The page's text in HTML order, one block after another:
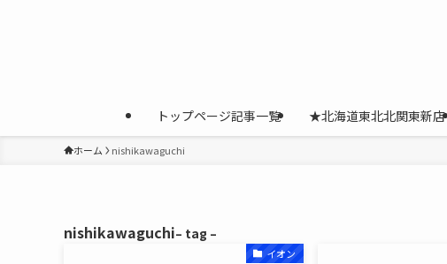
トップページ記事一覧 ★北海道東北北関東新店
ホーム nishikawaguchi
nishikawaguchi– tag –
イオン